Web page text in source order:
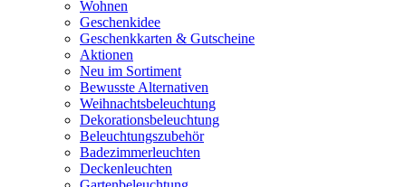
Wohnen
Geschenkidee
Geschenkkarten & Gutscheine
Aktionen
Neu im Sortiment
Bewusste Alternativen
Weihnachtsbeleuchtung
Dekorationsbeleuchtung
Beleuchtungszubehör
Badezimmerleuchten
Deckenleuchten